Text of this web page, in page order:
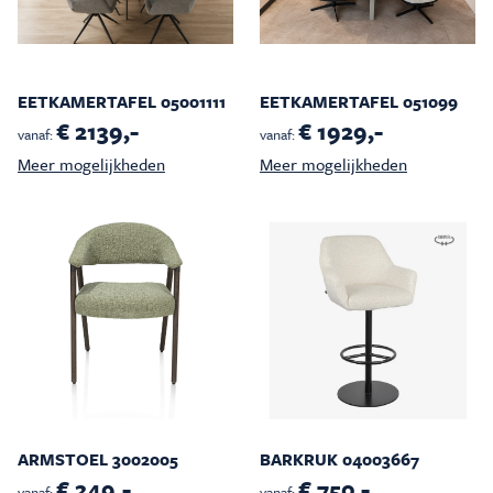
EETKAMERTAFEL 05001111
vanaf:€ 2139,-
Meer mogelijkheden
EETKAMERTAFEL 051099
vanaf:€ 1929,-
Meer mogelijkheden
ARMSTOEL 3002005 BARKRUK 04003667